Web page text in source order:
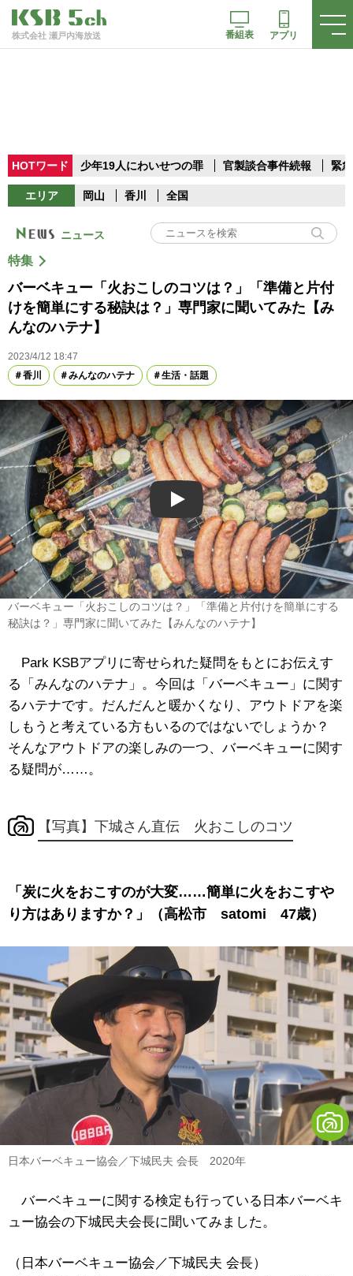
株式会社 瀬戸内海放送 番組表 アプリ
HOTワード 少年19人にわいせつの罪 官製談合事件続報 緊
エリア 岡山 香川 全国
ニュース
特集
バーベキュー「火おこしのコツは？」「準備と片付
けを簡単にする秘訣は？」専門家に聞いてみた【み
んなのハテナ】
2023/4/12 18:47
香川
みんなのハテナ 生活・話題
Play
バーベキュー「火おこしのコツは？」「準備と片付けを簡単にする
秘訣は？」専門家に聞いてみた【みんなのハテナ】
Park KSBアプリに寄せられた疑問をもとにお伝えす
る「みんなのハテナ」。今回は「バーベキュー」に関す
るハテナです。だんだんと暖かくなり、アウトドアを楽
しもうと考えている方もいるのではないでしょうか？
そんなアウトドアの楽しみの一つ、バーベキューに関す
る疑問が……。
【写真】下城さん直伝 火おこしのコツ
「炭に火をおこすのが大変……簡単に火をおこすや
り方はありますか？」（高松市 satomi 47歳）
日本バーベキュー協会／下城民夫 会長 2020年
バーベキューに関する検定も行っている日本バーベキ
ュー協会の下城民夫会長に聞いてみました。
（日本バーベキュー協会／下城民夫 会長）